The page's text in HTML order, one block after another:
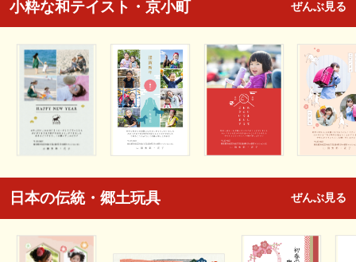
小粋な和テイスト・京小町 ぜんぶ見る
日本の伝統・郷土玩具 ぜんぶ見る